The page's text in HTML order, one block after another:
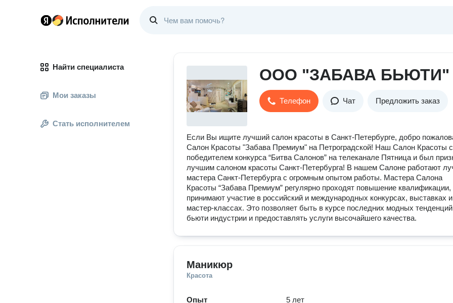
Найти специалиста
Мои заказы
Стать исполнителем
ООО "ЗАБАВА БЬЮТИ"
Телефон Чат Предложить заказ
Если Вы ищите лучший салон красоты в Санкт-Петербурге, добро
Салон Красоты "Забава Премиум" на Петроградской! Наш Салон Красоты
победителем конкурса “Битва Салонов” на телеканале Пятница и был
лучшим салоном красоты Санкт-Петербурга! В нашем Салоне работают
мастера Санкт-Петербурга с огромным опытом работы. Мастера Салона
Красоты “Забава Премиум” регулярно проходят повышение квалификации,
принимают участие в российский и международных конкурсах, выставках и
мастер-классах. Это позволяет быть в курсе последних модных тенденций
бьюти индустрии и предоставлять услуги высочайшего качества.
Маникюр
Красота
Опыт
5 лет